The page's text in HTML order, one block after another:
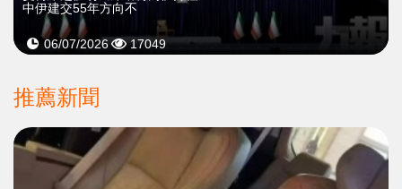
中伊建交55年方向不
06/07/2026 17049
推薦新聞